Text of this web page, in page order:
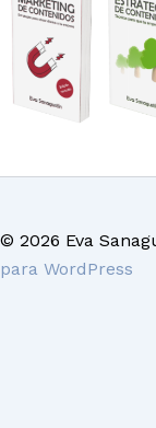
© 2026 Eva
para WordPress